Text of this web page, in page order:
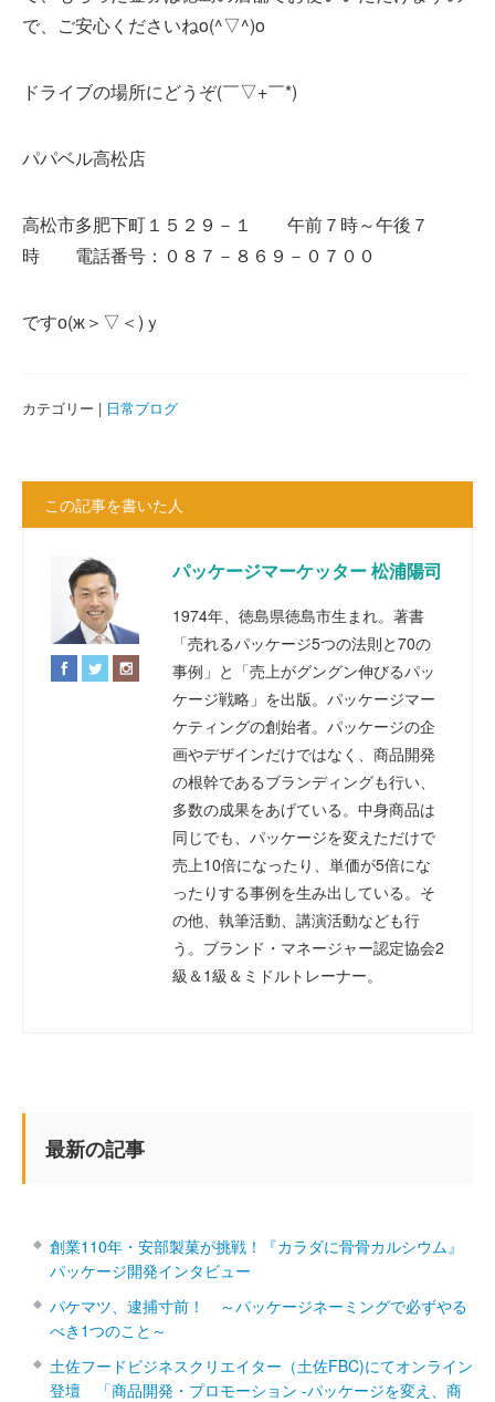
で、ご安心くださいねo(^▽^)o
ドライブの場所にどうぞ(￣▽+￣*)
パパベル高松店
高松市多肥下町１５２９－１ 午前７時～午後７
時 電話番号：０８７－８６９－０７００
ですо(ж＞▽＜)ｙ
カテゴリー | 日常ブログ
この記事を書いた人
パッケージマーケッター 松浦陽司
1974年、徳島県徳島市生まれ。著書
「売れるパッケージ5つの法則と70の
事例」と「売上がグングン伸びるパッ
ケージ戦略」を出版。パッケージマー
ケティングの創始者。パッケージの企
画やデザインだけではなく、商品開発
の根幹であるブランディングも行い、
多数の成果をあげている。中身商品は
同じでも、パッケージを変えただけで
売上10倍になったり、単価が5倍にな
ったりする事例を生み出している。そ
の他、執筆活動、講演活動なども行
う。ブランド・マネージャー認定協会2
級＆1級＆ミドルトレーナー。
最新の記事
創業110年・安部製菓が挑戦！『カラダに骨骨カルシウム』
パッケージ開発インタビュー
パケマツ、逮捕寸前！ ～パッケージネーミングで必ずやる
べき1つのこと～
土佐フードビジネスクリエイター（土佐FBC)にてオンライン
登壇 「商品開発・プロモーション ‐パッケージを変え、商